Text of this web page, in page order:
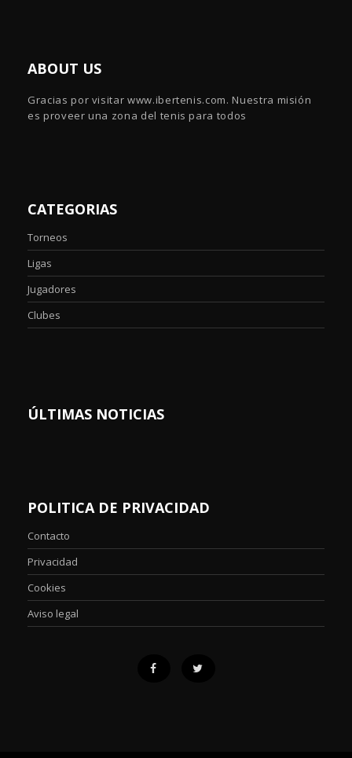
ABOUT US
Gracias por visitar www.ibertenis.com. Nuestra misión
es proveer una zona del tenis para todos
CATEGORIAS
Torneos
Ligas
Jugadores
Clubes
ÚLTIMAS NOTICIAS
POLITICA DE PRIVACIDAD
Contacto
Privacidad
Cookies
Aviso legal